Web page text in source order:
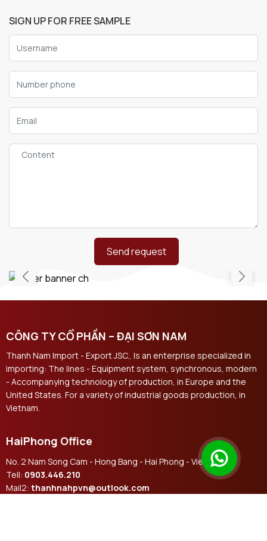
SIGN UP FOR FREE SAMPLE
Send request
CÔNG TY CỔ PHẦN – ĐẠI SƠN NAM
Thanh Nam Import - Export JSC., Is an enterprise specialized in
importing: The lines - Equipment system, synchronous, modern
- Accompanying technology of production, in Europe and the
United States. For a variety of industrial goods production, in
Vietnam.
HaiPhong Office
No. 2 Nam Song Cam - Hong Bang - Hai Phong - Vietnam
Tell: 0903.446.210
Mail2: thanhnahpvn@outlook.com